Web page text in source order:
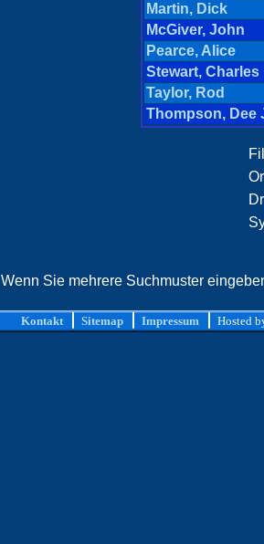
Martin, Dick
McGiver, John
Pearce, Alice
Stewart, Charles
Taylor, Rod
Thompson, Dee
Wenn Sie mehrere Suchmuster
Kontakt Sitemap Impressum Hosted